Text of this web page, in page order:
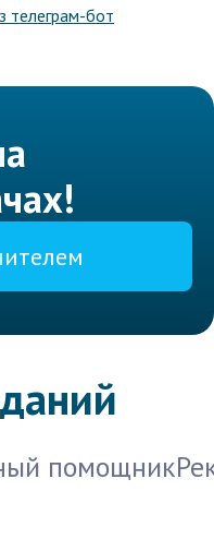
телеграм-бот
помощник